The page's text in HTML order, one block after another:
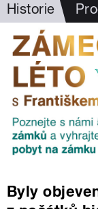
Historie
Byly